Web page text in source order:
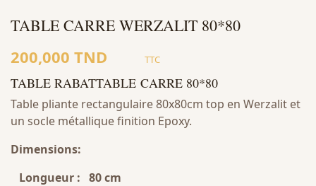
TABLE CARRE WERZALIT 80*80
200,000 TND TTC
TABLE RABATTABLE CARRE 80*80
Table pliante rectangulaire 80x80cm top en Werzalit et
un socle métallique finition Epoxy.
Dimensions:
Longueur : 80 cm